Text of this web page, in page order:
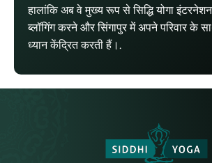
हालांकि अब वे मुख्य रूप से सिद्धि योगा
ब्लॉगिंग करने और सिंगापुर में अपने परिवार के
ध्यान केंद्रित करती हैं।.